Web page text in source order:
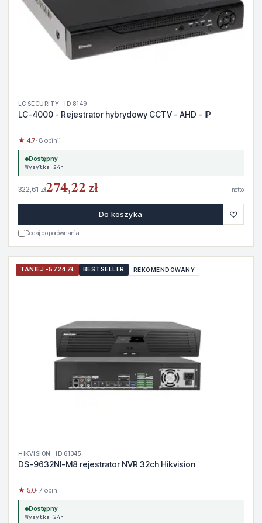
LC SECURITY · ID 8149
LC-4000 - Rejestrator hybrydowy CCTV - AHD - IP
★ 4.7· 8 opinii
Dostępny
Wysyłka 24h
322,61 zł274,22 zł netto
Do koszyka ♡
Dodaj do porównania
TANIEJ -5724 ZŁ BESTSELLER REKOMENDOWANY
HIKVISION · ID 61345
DS-9632NI-M8 rejestrator NVR 32ch Hikvision
★ 5.0· 7 opinii
Dostępny
Wysyłka 24h